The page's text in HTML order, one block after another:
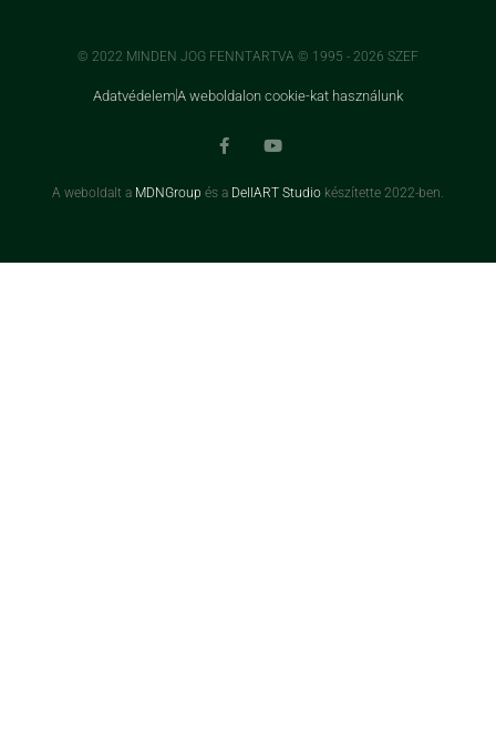
© 2022 MINDEN JOG FENNTARTVA © 1995 - 2026 SZEF
AdatvédelemA weboldalon cookie-kat használunk
A weboldalt a MDNGroup és a DellART Studio készítette 2022-ben.